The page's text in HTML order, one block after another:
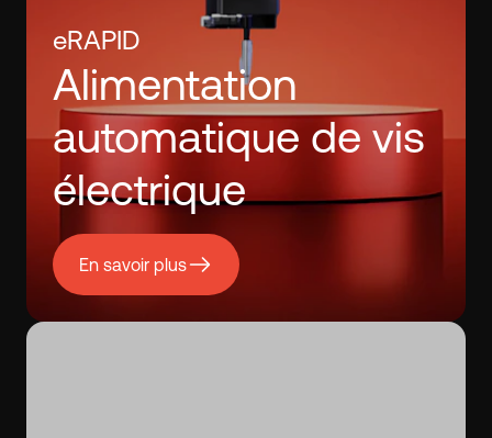
eRAPID
Alimentation
automatique de vis
électrique
En savoir plus